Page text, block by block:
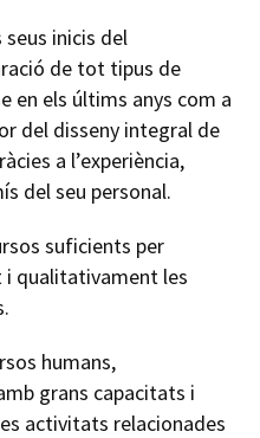
seus inicis del
de tot tipus de
en els últims anys com a
del disseny integral de
a l’experiència,
del seu personal.
suficients per
qualitativament les
humans,
grans capacitats i
activitats relacionades